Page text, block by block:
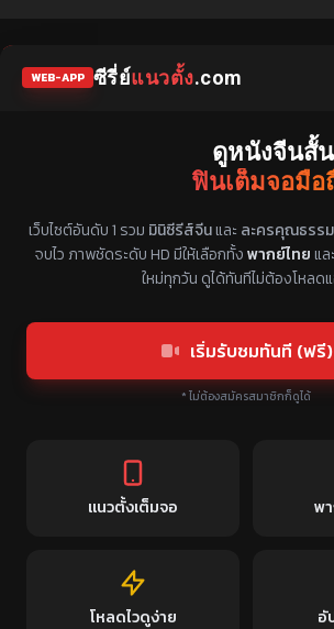
WEB-APP ซีรี่ย์แนวตั้ง.com
ดูหนังจีนสั้น
ฟินเต็มจอมือ
เว็บไซต์อันดับ 1 รวม มินิซีรีส์จีนและ ละครคุณธรรม
จบไว ภาพชัดระดับ HD มีให้เลือกทั้งพากย์ไทยและ
ใหม่ทุกวัน ดูได้ทันทีไม่ต้องโหลด
เริ่มรับชมทันที (ฟรี)
* ไม่ต้องสมัครสมาชิกก็ดูได้
แนวตั้งเต็มจอ พ
โหลดไวดูง่าย อั